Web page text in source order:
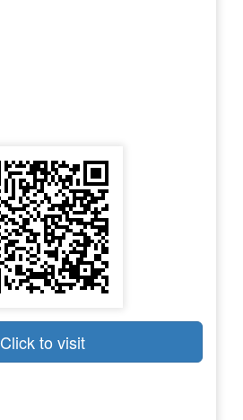
Click to visit